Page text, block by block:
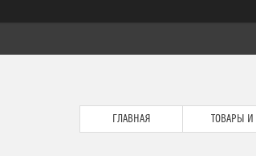
ГЛАВНАЯ ТОВАРЫ И